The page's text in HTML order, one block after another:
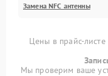
Замена NFC антенны
Цены в прайс-
Мы проверим ваше